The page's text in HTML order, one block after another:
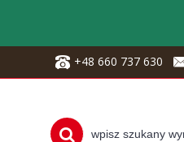
+48 660 737 630